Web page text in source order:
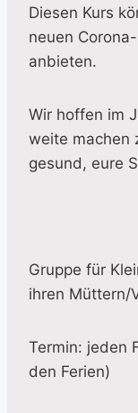
Diesen Kurs
neuen
anbieten.
Wir hoffen im
weite machen
gesund, eure
Gruppe für
ihren Müttern/
Termin: jeden
den Ferien)